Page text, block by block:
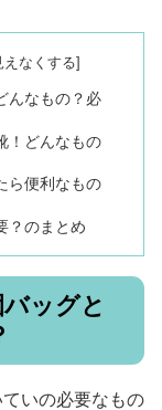
んなもの？必
！どんなもの
ら便利なもの
？のまとめ
ッグと
いの必要なもの